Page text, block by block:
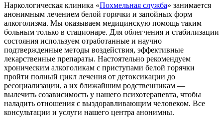
Наркологическая клиника «Похмельная служба» занимается
анонимным лечением белой горячки и запойных форм
алкоголизма. Мы оказываем медицинскую помощь таким
больным только в стационаре. Для облегчения и стабилизации
состояния используем отработанные и научно
подтвержденные методы воздействия, эффективные
лекарственные препараты. Настоятельно рекомендуем
хроническим алкоголикам с приступами белой горячки
пройти полный цикл лечения от детоксикации до
ресоциализации, а их ближайшим родственникам —
вылечить созависимость у нашего психотерапевта, чтобы
наладить отношения с выздоравливающим человеком. Все
консультации и услуги нашего центра анонимны.